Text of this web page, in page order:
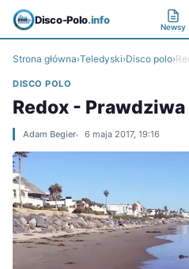
Disco-Polo.info
Newsy
Strona główna›Teledyski›Disco polo›
DISCO POLO
Redox - Prawdziwa
Adam Begier 6 maja 2017, 19:16